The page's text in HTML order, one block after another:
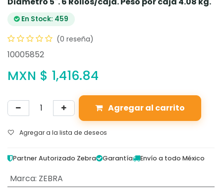
En Stock: 459
(0 reseña)
10005852
MXN $ 1,416.84
Agregar al carrito
Agregar a la lista de deseos
Partner Autorizado Zebra Garantía Envío a todo México
Marca: ZEBRA